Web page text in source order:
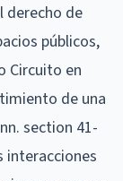
derecho de
públicos,
Circuito en
de una
section 41-
interacciones